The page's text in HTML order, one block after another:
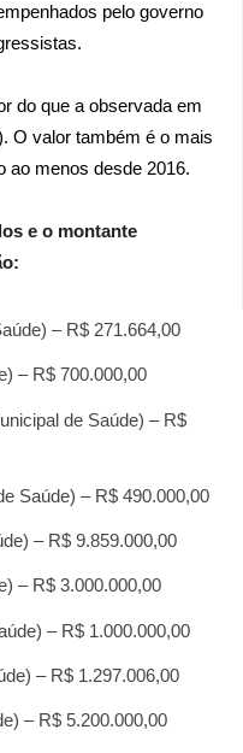
pelo governo
do que a observada em
O valor também é o mais
ao menos desde 2016.
e o montante
– R$ 271.664,00
– R$ 700.000,00
de Saúde) – R$
Saúde) – R$ 490.000,00
– R$ 9.859.000,00
– R$ 3.000.000,00
– R$ 1.000.000,00
– R$ 1.297.006,00
– R$ 5.200.000,00